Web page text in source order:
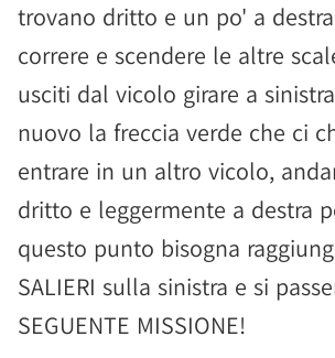
trovano dritto e un po' a
correre e scendere le altre
usciti dal vicolo girare a
nuovo la freccia verde che ci
entrare in un altro vicolo,
dritto e leggermente a destra
questo punto bisogna
SALIERI sulla sinistra e si
SEGUENTE MISSIONE!